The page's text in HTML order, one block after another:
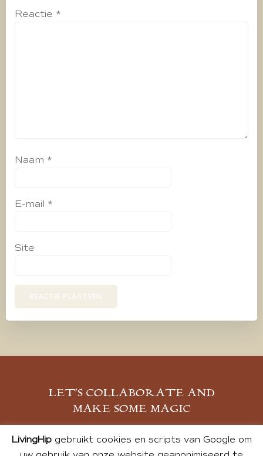
Reactie *
Naam *
E-mail *
Site
LET’S COLLABORATE AND
MAKE SOME MAGIC
MELD JE AAN
LivingHipgebruikt cookies en scripts van Google om